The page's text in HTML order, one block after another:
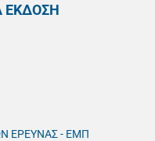
ΕΚΔΟΣΗ
ΕΡΕΥΝΑΣ - ΕΜΠ